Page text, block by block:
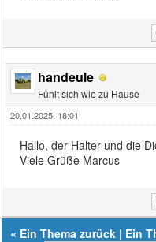
handeule
Fühlt sich wie zu Hause
20.01.2025, 18:01
Hallo, der Halter und die
Viele Grüße Marcus
« Ein Thema zurück | Ein